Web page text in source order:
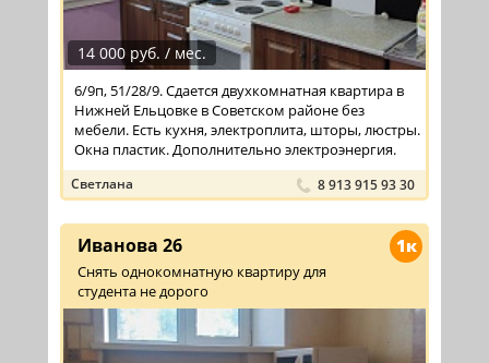
14 000 руб. / мес.
6/9п, 51/28/9. Сдается двухкомнатная квартира в
Нижней Ельцовке в Советском районе без
мебели. Есть кухня, электроплита, шторы, люстры.
Окна пластик. Дополнительно электроэнергия.
Светлана 8 913 915 93 30
1к
Иванова 26
Снять однокомнатную квартиру для
студента не дорого